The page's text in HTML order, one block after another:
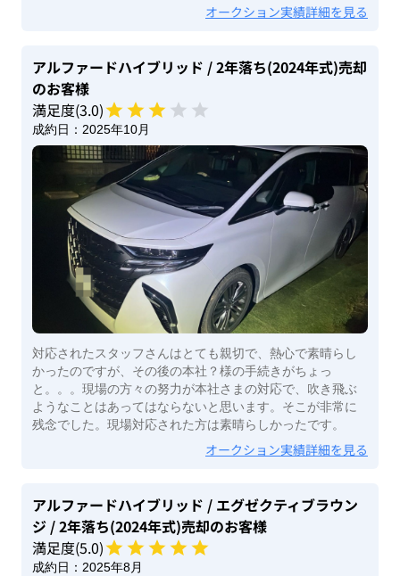
オークション実績詳細を見る
アルファードハイブリッド / 2年落ち(2024年式)売却
のお客様
満足度(3.0)
成約日： 2025年10月
対応されたスタッフさんはとても親切で、熱心で素晴らし
かったのですが、その後の本社？様の手続きがちょっ
と。。。現場の方々の努力が本社さまの対応で、吹き飛ぶ
ようなことはあってはならないと思います。そこが非常に
残念でした。現場対応された方は素晴らしかったです。
オークション実績詳細を見る
アルファードハイブリッド / エグゼクティブラウン
ジ / 2年落ち(2024年式)売却のお客様
満足度(5.0)
成約日： 2025年8月